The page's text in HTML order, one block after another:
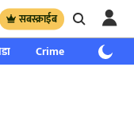
सबस्क्राईब
Crime साप्ताहिक